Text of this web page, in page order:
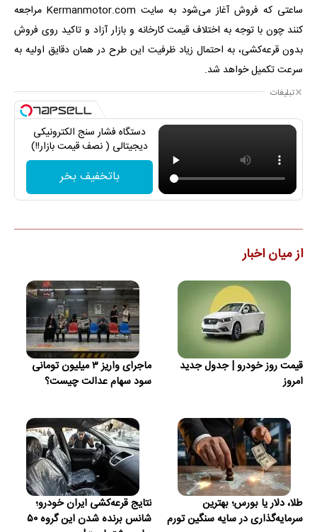
ساعتی که فروش آغاز می‌شود به سایت Kermanmotor.com مراجعه
کنند چون با توجه به اختلاف قیمت کارخانه و بازار آزاد و تاکید روی فروش
بدون قرعه‌کشی، به احتمال زیاد ظرفیت این طرح در همان دقایق اولیه به
سرعت تکمیل خواهد شد.
تبلیغات
دستگاه فشار سنج الکترونیکی
دیجیتالی ( نصف قیمت بازار!!)
باتخفیف بخر
از میان اخبار
قیمت روز خودرو | جدول جدید
امروز
ماجرای واریز ۳ میلیون تومانی
سود سهام عدالت چیست؟
طلا، دلار یا بورس؛ بهترین
سرمایه‌گذاری در سایه سنگین تورم
نتایج قرعه‌کشی ایران خودرو؛
شانس برنده شدن این گروه ۵۰